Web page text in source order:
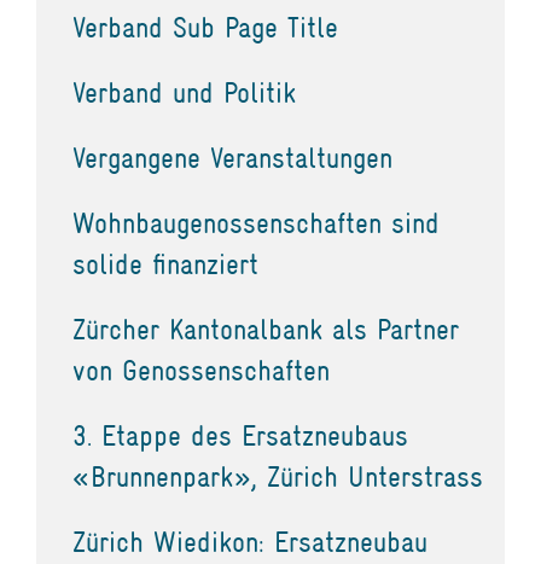
Verband Sub Page Title
Verband und Politik
Vergangene Veranstaltungen
Wohnbaugenossenschaften sind
solide finanziert
Zürcher Kantonalbank als Partner
von Genossenschaften
3. Etappe des Ersatzneubaus
«Brunnenpark», Zürich Unterstrass
Zürich Wiedikon: Ersatzneubau